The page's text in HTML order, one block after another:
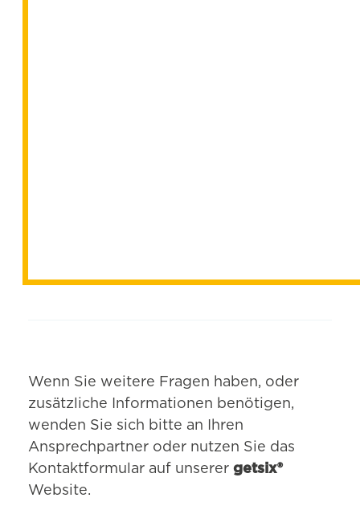
Wenn Sie weitere Fragen haben, oder
zusätzliche Informationen benötigen,
wenden Sie sich bitte an Ihren
Ansprechpartner oder nutzen Sie das
Kontaktformular auf unserer getsix®
Website.